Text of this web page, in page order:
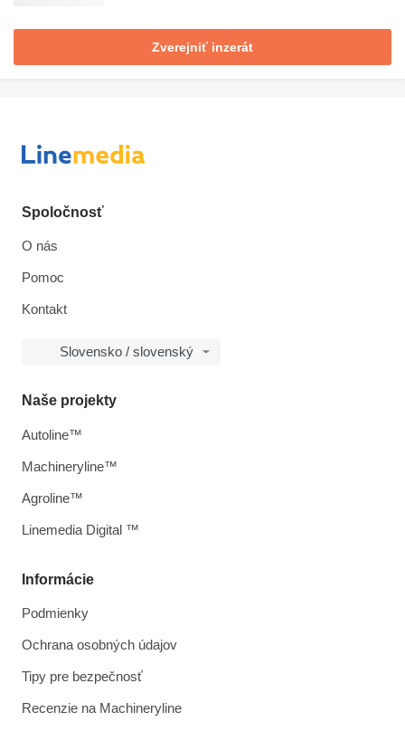
Zverejniť inzerát
Spoločnosť
O nás
Pomoc
Kontakt
Slovensko / slovenský
Informácie
Podmienky
Ochrana osobných údajov
Tipy pre bezpečnosť
Recenzie na Machineryline
Naše projekty
Autoline™
Machineryline™
Agroline™
Linemedia Digital ™